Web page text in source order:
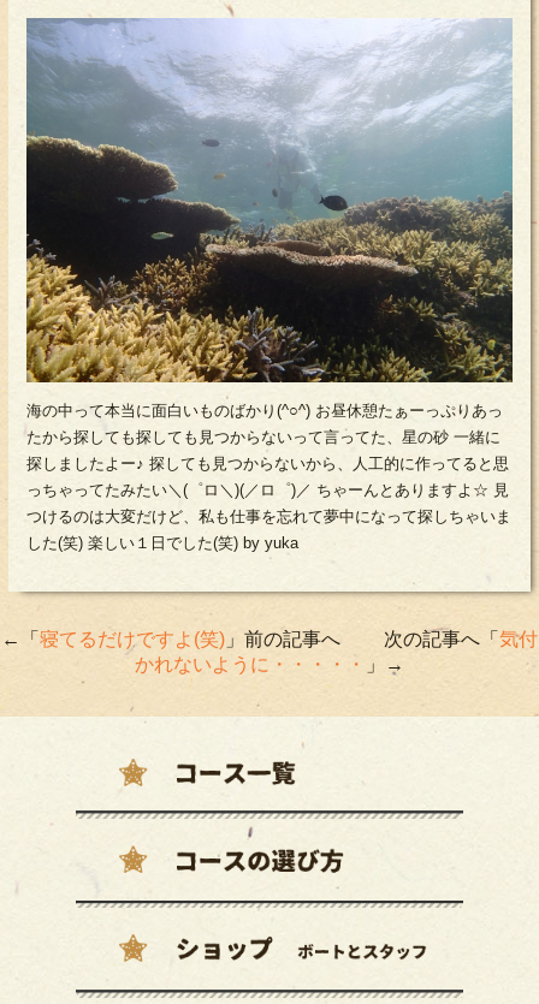
海の中って本当に面白いものばかり(^○^) お昼休憩たぁーっぷりあっ
たから探しても探しても見つからないって言ってた、星の砂 一緒に
探しましたよー♪ 探しても見つからないから、人工的に作ってると思
っちゃってたみたい＼(゜ロ＼)(／ロ゜)／ ちゃーんとありますよ☆ 見
つけるのは大変だけど、私も仕事を忘れて夢中になって探しちゃいま
した(笑) 楽しい１日でした(笑) by yuka
←「 寝てるだけですよ(笑) 」前の記事へ 次の記事へ「 気付
かれないように・・・・・
」→